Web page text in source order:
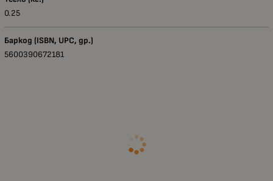
0.25
Баркод (ISBN, UPC, др.)
5600390672181